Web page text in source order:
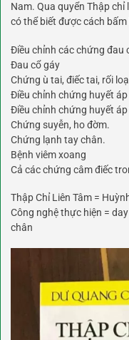
Nam. Qua quyển Thập
có thể biết được cách bấm
Điều chỉnh các chứng đau
Đau cổ gáy
Chứng ù tai, điếc tai, rối
Điều chỉnh chứng huyết áp
Điều chỉnh chứng huyết
Chứng suyễn, ho đờm.
Chứng lạnh tay chân.
Bệnh viêm xoang
Cả các chứng câm điếc
Thập Chỉ Liên Tâm =
Công nghệ thực hiện =
chân